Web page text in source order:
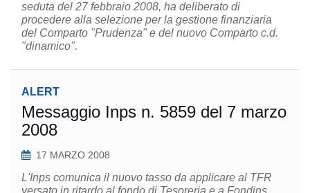
seduta del 27 febbraio 2008, ha deliberato di
procedere alla selezione per la gestione finanziaria
del Comparto "Prudenza" e del nuovo Comparto c.d.
"dinamico".
ALERT
Messaggio Inps n. 5859 del 7 marzo
2008
17 MARZO 2008
L'Inps comunica il nuovo tasso da applicare al TFR
versato in ritardo al fondo di Tesoreria e a Fondins.